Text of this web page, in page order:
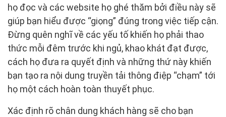
họ đọc và các website họ ghé thăm bởi điều này sẽ
giúp bạn hiểu được “giọng” đúng trong việc tiếp cận.
Đừng quên nghĩ về các yếu tố khiến họ phải thao
thức mỗi đêm trước khi ngủ, khao khát đạt được,
cách họ đưa ra quyết định và những thứ này khiến
bạn tạo ra nội dung truyền tải thông điệp “chạm” tới
họ một cách hoàn toàn thuyết phục.
Xác định rõ chân dung khách hàng sẽ cho bạn